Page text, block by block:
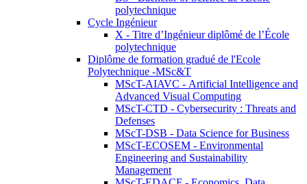
polytechnique
Cycle Ingénieur
X - Titre d’Ingénieur diplômé de l’École
polytechnique
Diplôme de formation gradué de l'Ecole
Polytechnique -MSc&T
MScT-AIAVC - Artificial Intelligence and
Advanced Visual Computing
MScT-CTD - Cybersecurity : Threats and
Defenses
MScT-DSB - Data Science for Business
MScT-ECOSEM - Environmental
Engineering and Sustainability
Management